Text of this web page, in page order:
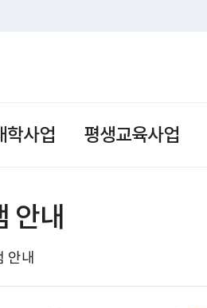
학사업 평생교육사업
안내
안내